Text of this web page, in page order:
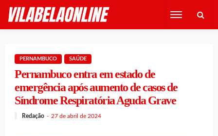
PERNAMBUCO SAÚDE
Pernambuco entra em estado de
emergência após aumento de casos de
Síndrome Respiratória Aguda Grave
Redação 27 de abril de 2024